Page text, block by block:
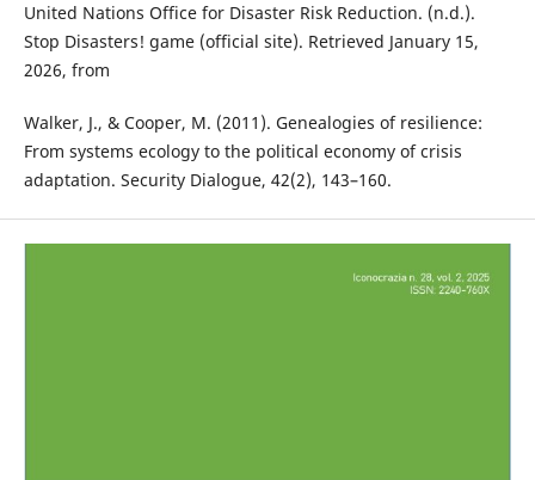
United Nations Office for Disaster Risk Reduction. (n.d.).
Stop Disasters! game (official site). Retrieved January 15,
2026, from
Walker, J., & Cooper, M. (2011). Genealogies of resilience:
From systems ecology to the political economy of crisis
adaptation. Security Dialogue, 42(2), 143–160.